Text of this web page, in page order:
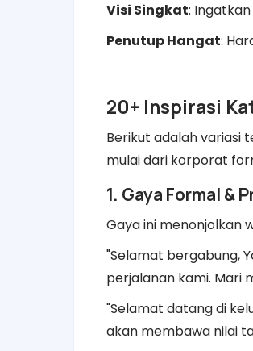
Visi Singkat:
Penutup Hangat:
​20+ Inspirasi
​Berikut adalah variasi
mulai dari korporat
​1. Gaya Formal &
​Gaya ini menonjolkan
​"Selamat bergabung,
perjalanan kami. Mari
​"Selamat datang di
akan membawa nilai